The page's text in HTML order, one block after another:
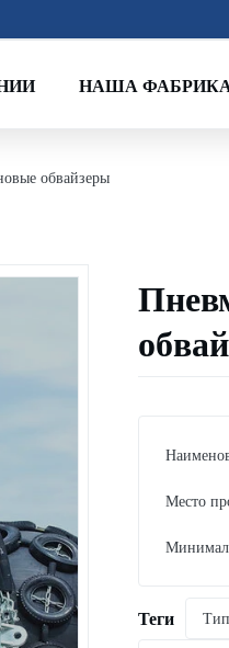
НАША
обвайзеры
Место
Теги